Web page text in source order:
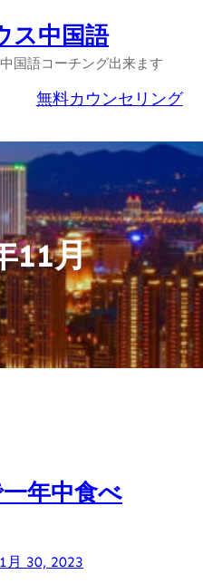
ス中国語
国語コーチング出来ます
無料カウンセリング
11月
年中食べ
月 30, 2023